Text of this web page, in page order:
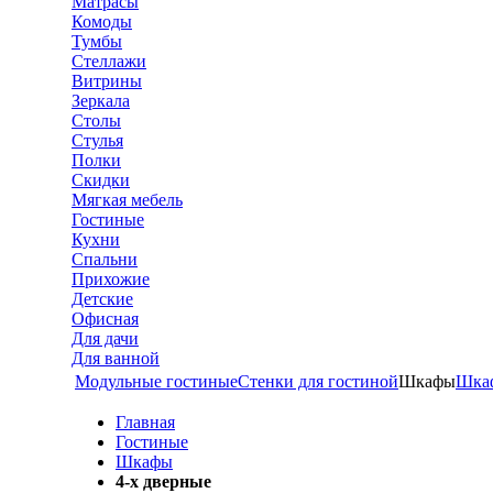
Комоды
Тумбы
Стеллажи
Витрины
Зеркала
Столы
Стулья
Полки
Скидки
Мягкая мебель
Гостиные
Кухни
Спальни
Прихожие
Детские
Офисная
Для дачи
Для ванной
Модульные гостиныеСтенки для гостинойШкафы
Главная
Гостиные
Шкафы
4-х дверные